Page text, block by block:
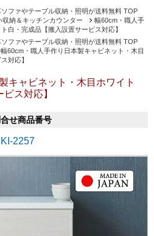
ファやテーブル収納・照明が送料無料 TOP
収納＆キッチンカウンター
幅60cm・職人手
白・完成品【搬入設置サービス対応】
ファやテーブル収納・照明が送料無料 TOP
幅60cm・職人手作り日本製キャビネット・木目
対応】
キャビネット・木目ホワイト
ス対応】
せ商品番号
KI-2257